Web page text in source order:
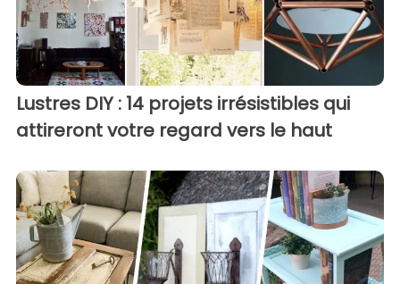
Lustres DIY : 14 projets irrésistibles qui
attireront votre regard vers le haut